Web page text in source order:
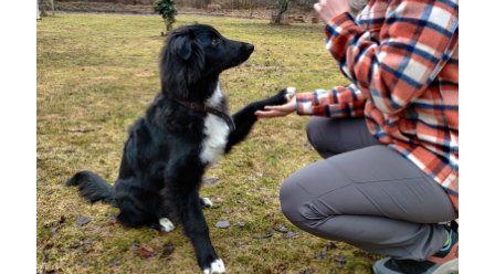
Sök
Sök
Senaste inläggen
VI TRÄNAR VIDARE!
MYCKET FLUGOR
IDA; dagens hoppning!